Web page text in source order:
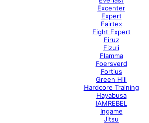
Excenter
Expert
Fairtex
Fight Expert
Firuz
Fizuli
Flamma
Foersverd
Fortius
Green Hill
Hardcore Training
Hayabusa
IAMREBEL
Ingame
Jitsu